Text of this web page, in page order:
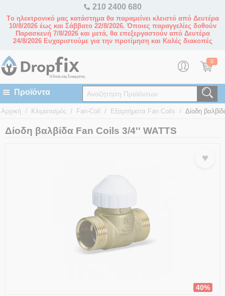
210 2400 680
Tο ηλεκτρονικό μας κατάστημα θα παραμείνει κλειστό από Δευτέρα
10/8/2026 έως και Σάββατο 22/8/2026. Όποιες παραγγελίες δοθούν
Παρασκευή 7/8/2026 και μετά, θα επεξεργαστούν από Δευτέρα
24/8/2026 Ευχαριστούμε για την προτίμηση και Καλές διακοπές
0
Αρχική / Κλιματισμός / Fan-Coil / Εξαρτήματα Fan Coils / Δίοδη
Δίοδη βαλβίδα Fan Coils 3/4'' WATTS
♥
40%